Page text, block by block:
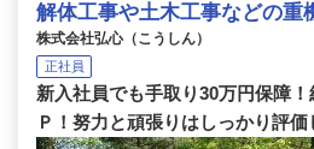
解体工事や土木工事などの重
株式会社弘心（こうしん）
正社員
新入社員でも手取り30万円保障
Ｐ！努力と頑張りはしっかり評価